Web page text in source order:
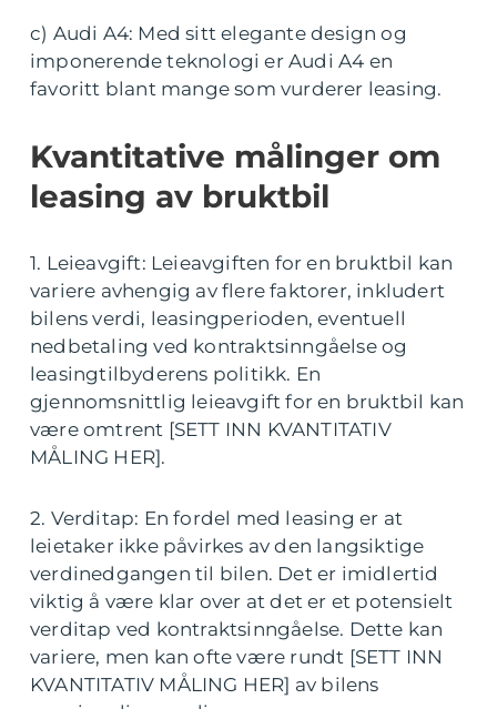
c) Audi A4: Med sitt elegante design og
imponerende teknologi er Audi A4 en
favoritt blant mange som vurderer leasing.
Kvantitative målinger om
leasing av bruktbil
1. Leieavgift: Leieavgiften for en bruktbil kan
variere avhengig av flere faktorer, inkludert
bilens verdi, leasingperioden, eventuell
nedbetaling ved kontraktsinngåelse og
leasingtilbyderens politikk. En
gjennomsnittlig leieavgift for en bruktbil kan
være omtrent [SETT INN KVANTITATIV
MÅLING HER].
2. Verditap: En fordel med leasing er at
leietaker ikke påvirkes av den langsiktige
verdinedgangen til bilen. Det er imidlertid
viktig å være klar over at det er et potensielt
verditap ved kontraktsinngåelse. Dette kan
variere, men kan ofte være rundt [SETT INN
KVANTITATIV MÅLING HER] av bilens